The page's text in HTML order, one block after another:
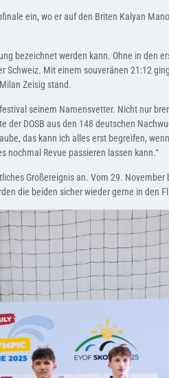
ein, wo er auf den Briten Kalyan
bezeichnet werden kann. Ohne in den
Mit einem souveränen 21:12
Zeisig stand.
seinem Namensvetter. Nicht nur
der DOSB aus den 148 deutschen
das kann ich alles erst begreifen,
nochmal Revue passieren lassen kann.“
Großereignis an. Vom 29.
die beiden sicher wieder gerne in den